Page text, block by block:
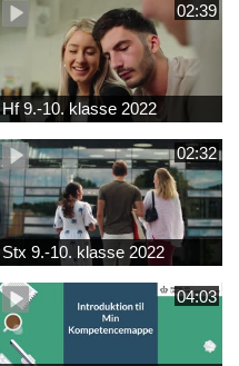
02:39
Hf 9.-10. klasse 2022
02:32
Stx 9.-10. klasse 2022
04:03